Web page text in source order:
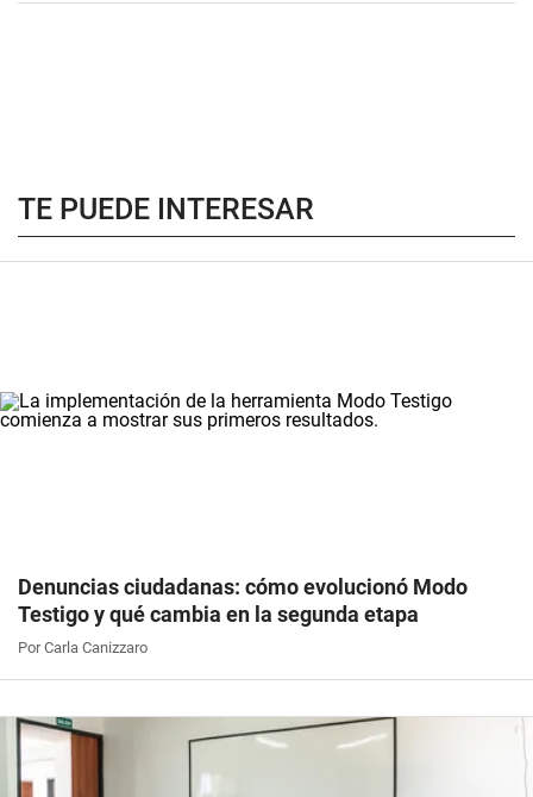
TE PUEDE INTERESAR
Denuncias ciudadanas: cómo evolucionó Modo
Testigo y qué cambia en la segunda etapa
Por Carla Canizzaro